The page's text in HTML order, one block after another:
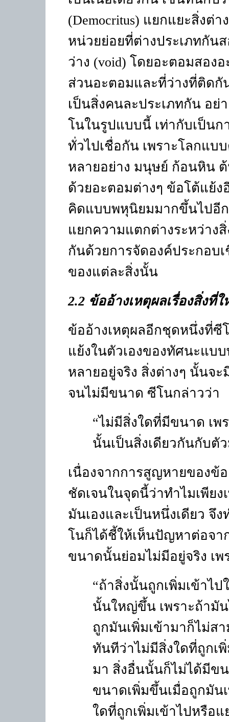
(Democritus) แยกแยะสิ่งต่า
หน่วยย่อยที่ต่างประเภทกั
ว่าง (void) โดยอะตอมสอง
ส่วนอะตอมและที่ว่างที่ติดกั
เป็นสิ่งคนละประเภทกัน อย่
โนในรูปแบบนี้ เท่ากับเป็น
ทั่วไปเชื่อกัน เพราะโลกแบ
หลายอย่าง มนุษย์ ก้อนหิน
ด้วยอะตอมต่างๆ ข้อโต้แย้
คิดแบบพหุนิยมมากขึ้นไปอี
แยกความแตกต่างระหว่าง
กันด้วยการจัดองค์ประกอบ
ของแต่ละสิ่งนั้น
2.2 ข้ออ้างเหตุผลเรื่องสิ่งที่
ข้ออ้างเหตุผลอีกชุดหนึ่งที่ซี
แย้งในตัวเองของทัศนะแบ
หลายอยู่จริง สิ่งต่างๆ นั้นจ
จนไม่มีขนาด ซีโนกล่าวว่า
“ไม่มีสิ่งใดที่มีขนาด เพ
นั้นเป็นสิ่งเดียวกันกับตั
เนื่องจากการสูญหายของข้
ชัดเจนในจุดนี้ว่าทำไมเพียง
มันเองและเป็นหนึ่งเดียว จึ
โนก็ได้ชี้ให้เห็นปัญหาต่อจา
ขนาดนั้นย่อมไม่มีอยู่จริง เพ
“ถ้าสิ่งนั้นถูกเพิ่มเข้าไ
นั้นใหญ่ขึ้น เพราะถ้ามั
ถูกมันเพิ่มเข้ามาก็ไม่ส
ทันทีว่าไม่มีสิ่งใดที่ถูกเ
มา สิ่งอื่นนั้นก็ไม่ได้มีข
ขนาดเพิ่มขึ้นเมื่อถูกมัน
ใดที่ถูกเพิ่มเข้าไปหรือ